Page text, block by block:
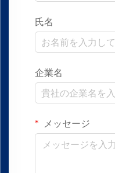
氏名
企業名
メッセージ